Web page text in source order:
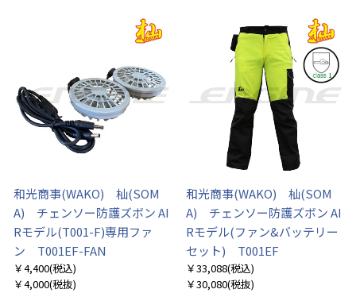
和光商事(WAKO) 杣(SOM
A) チェンソー防護ズボン AI
Rモデル(T001-F)専用ファ
ン T001EF-FAN
￥4,400(税込)
￥4,000(税抜)
和光商事(WAKO) 杣(SOM
A) チェンソー防護ズボン AI
Rモデル(ファン&バッテリー
セット) T001EF
￥33,088(税込)
￥30,080(税抜)